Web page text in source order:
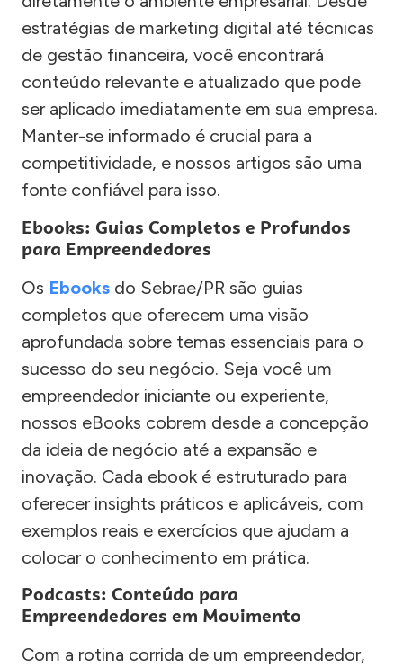
estratégias de marketing digital até técnicas
de gestão financeira, você encontrará
conteúdo relevante e atualizado que pode
ser aplicado imediatamente em sua empresa.
Manter-se informado é crucial para a
competitividade, e nossos artigos são uma
fonte confiável para isso.
Ebooks: Guias Completos e Profundos
para Empreendedores
Os Ebooks do Sebrae/PR são guias
completos que oferecem uma visão
aprofundada sobre temas essenciais para o
sucesso do seu negócio. Seja você um
empreendedor iniciante ou experiente,
nossos eBooks cobrem desde a concepção
da ideia de negócio até a expansão e
inovação. Cada ebook é estruturado para
oferecer insights práticos e aplicáveis, com
exemplos reais e exercícios que ajudam a
colocar o conhecimento em prática.
Podcasts: Conteúdo para
Empreendedores em Movimento
Com a rotina corrida de um empreendedor,